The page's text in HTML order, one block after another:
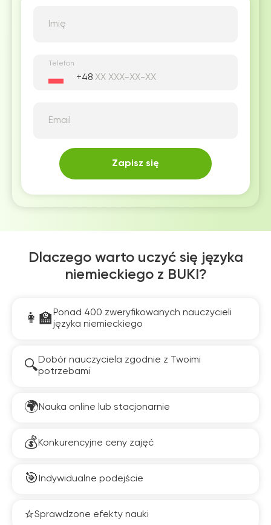
Imię
Telefon
+48
Email
Zapisz się
Dlaczego warto uczyć się języka
niemieckiego z BUKI?
Ponad 400 zweryfikowanych nauczycieli
języka niemieckiego
Dobór nauczyciela zgodnie z Twoimi
potrzebami
Nauka online lub stacjonarnie
Konkurencyjne ceny zajęć
Indywidualne podejście
Sprawdzone efekty nauki